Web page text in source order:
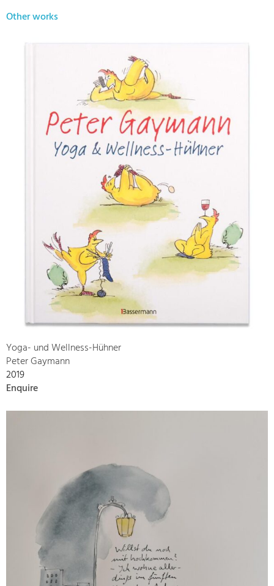
Other works
Yoga- und Wellness-Hühner
Peter Gaymann
2019
Enquire